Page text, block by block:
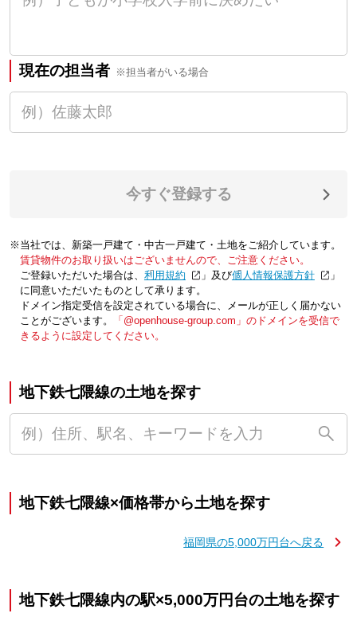
現在の担当者 ※担当者がいる場合
今すぐ登録する
※当社では、新築一戸建て・中古一戸建て・土地をご紹介しています。
賃貸物件のお取り扱いはございませんので、ご注意ください。
ご登録いただいた場合は、「利用規約 」及び「個人情報保護方針
」
に同意いただいたものとして承ります。
ドメイン指定受信を設定されている場合に、メールが正しく届かない
ことがございます。
「@openhouse-group.com」のドメインを受信で
きるように設定してください。
地下鉄七隈線の土地を探す
地下鉄七隈線×価格帯から土地を探す
福岡県の5,000万円台へ戻る
地下鉄七隈線内の駅×5,000万円台の土地を探す